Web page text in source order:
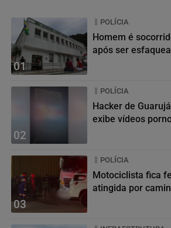
01
POLÍCIA
Homem é
após ser
02
POLÍCIA
Hacker de
exibe vídeos
03
POLÍCIA
Motociclista fica
atingida por